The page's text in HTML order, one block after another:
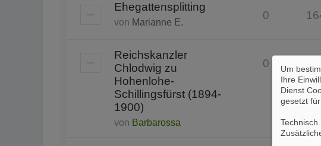
Ehegattensplitting
von Marianne E.
0
Reichskanzler
Chlodwig zu
Hohenlohe-
Schillingsfürst (1894-
1900)
von Barbarossa
0
Um
Ihre
Dienst
gesetzt